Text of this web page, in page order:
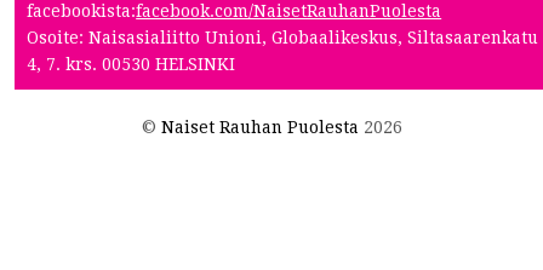
facebookista:facebook.com/NaisetRauhanPuolesta
Osoite: Naisasialiitto Unioni, Globaalikeskus, Siltasaarenkatu
4, 7. krs. 00530 HELSINKI
© Naiset Rauhan Puolesta 2026